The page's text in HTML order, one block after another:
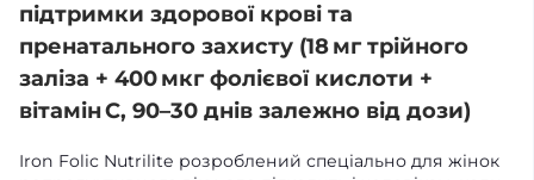
підтримки здорової крові та
пренатального захисту (18 мг трійного
заліза + 400 мкг фолієвої кислоти +
вітамін C, 90–30 днів залежно від дози)
Iron Folic Nutrilite розроблений спеціально для жінок